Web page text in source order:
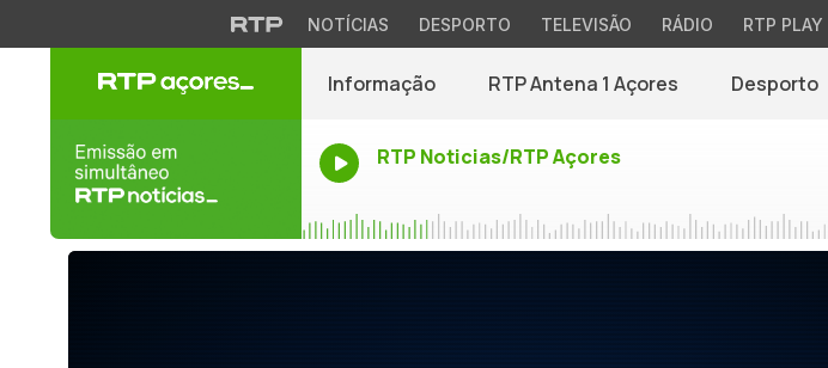
NOTÍCIAS DESPORTO TELEVISÃO RÁDIO RTP PLAY
Informação RTP Antena 1 Açores Desporto
RTP Noticias/RTP Açores